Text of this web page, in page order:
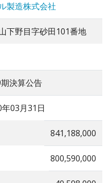
製造株式会社
下野目字砂田101番地
決算公告
03月31日
841,188,000
800,590,000